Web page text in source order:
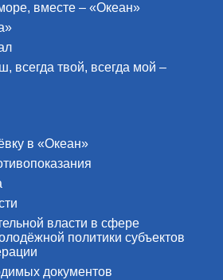
вместе – «Океан»
всегда твой, всегда мой –
в «Океан»
власти в сфере
политики субъектов
документов